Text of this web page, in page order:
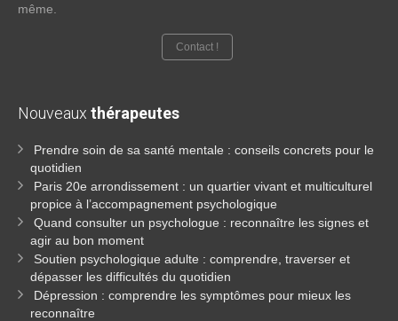
même.
Contact !
Nouveaux thérapeutes
Prendre soin de sa santé mentale : conseils concrets pour le
quotidien
Paris 20e arrondissement : un quartier vivant et multiculturel
propice à l’accompagnement psychologique
Quand consulter un psychologue : reconnaître les signes et
agir au bon moment
Soutien psychologique adulte : comprendre, traverser et
dépasser les difficultés du quotidien
Dépression : comprendre les symptômes pour mieux les
reconnaître